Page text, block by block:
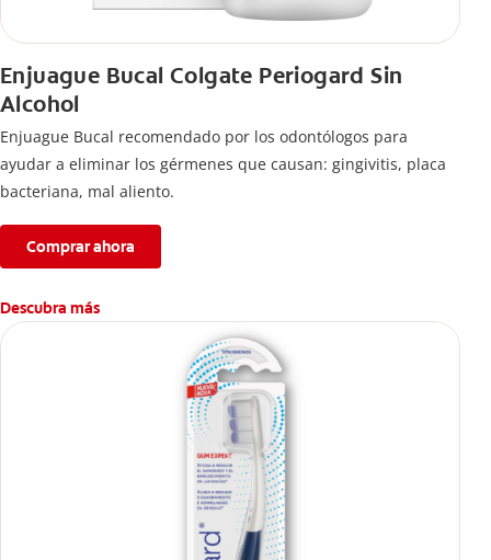
Enjuague Bucal Colgate Periogard Sin
Alcohol
Enjuague Bucal recomendado por los odontólogos para
ayudar a eliminar los gérmenes que causan: gingivitis, placa
bacteriana, mal aliento.
Comprar ahora
Descubra más